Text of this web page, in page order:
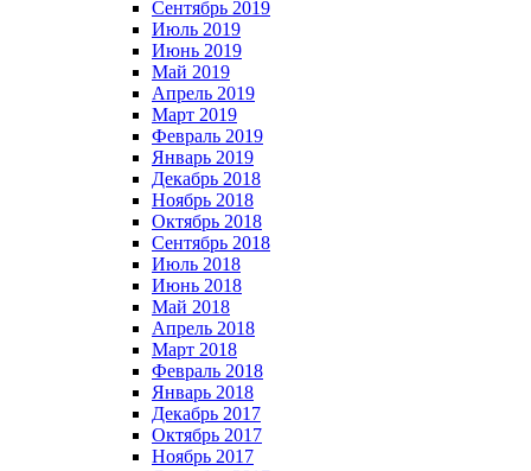
Сентябрь 2019
Июль 2019
Июнь 2019
Май 2019
Апрель 2019
Март 2019
Февраль 2019
Январь 2019
Декабрь 2018
Ноябрь 2018
Октябрь 2018
Сентябрь 2018
Июль 2018
Июнь 2018
Май 2018
Апрель 2018
Март 2018
Февраль 2018
Январь 2018
Декабрь 2017
Октябрь 2017
Ноябрь 2017